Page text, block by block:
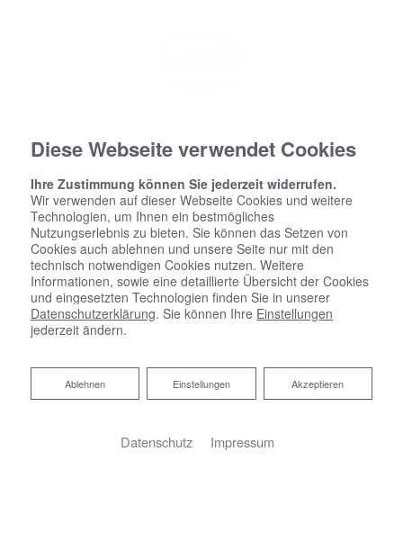
Diese Webseite verwendet Cookies
Ihre Zustimmung können Sie jederzeit widerrufen.
Wir verwenden auf dieser Webseite Cookies und weitere
Technologien, um Ihnen ein bestmögliches
Nutzungserlebnis zu bieten. Sie können das Setzen von
Cookies auch ablehnen und unsere Seite nur mit den
technisch notwendigen Cookies nutzen. Weitere
Informationen, sowie eine detaillierte Übersicht der Cookies
und eingesetzten Technologien finden Sie in unserer
Datenschutzerklärung. Sie können Ihre Einstellungen
jederzeit ändern.
Akzeptieren
Einstellungen
Ablehnen
Ablehnen
Datenschutz Impressum